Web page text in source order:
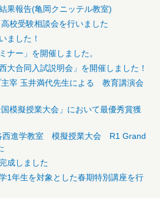
果報告(亀岡クニッテル教室)
校受験相談会を行いました
ました！
ナー」を開催しました。
大合同入試説明会」を開催しました！
主宰 玉井満代先生による 教育講演会
模擬授業大会」において最優秀賞獲
西進学教室 模擬授業大会 R1 Grand
成しました
1年生を対象とした春期特別講座を行